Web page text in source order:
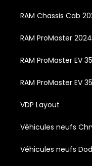
RAM Chassis Cab
RAM ProMaster
RAM ProMaster EV
RAM ProMaster EV
VDP Layout
Véhicules neufs
Véhicules neufs